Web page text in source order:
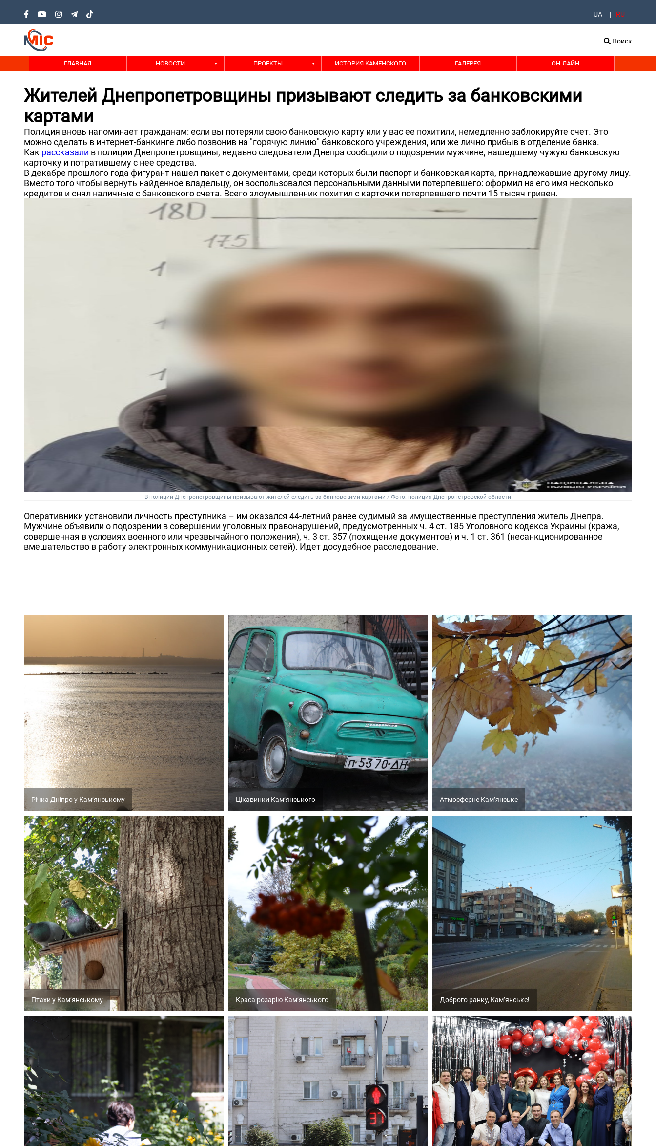
UA RU
Поиск
ГЛАВНАЯ НОВОСТИ ПРОЕКТЫ ИСТОРИЯ КАМЕНСКОГО ГАЛЕРЕЯ ОН-ЛАЙН
Жителей Днепропетровщины призывают следить за банковскими
картами
Полиция вновь напоминает гражданам: если вы потеряли свою банковскую карту или у вас ее похитили, немедленно заблокируйте счет. Это
можно сделать в интернет-банкинге либо позвонив на "горячую линию" банковского учреждения, или же лично прибыв в отделение банка.
Как рассказали в полиции Днепропетровщины, недавно следователи Днепра сообщили о подозрении мужчине, нашедшему чужую банковскую
карточку и потратившему с нее средства.
В декабре прошлого года фигурант нашел пакет с документами, среди которых были паспорт и банковская карта, принадлежавшие другому лицу.
Вместо того чтобы вернуть найденное владельцу, он воспользовался персональными данными потерпевшего: оформил на его имя несколько
кредитов и снял наличные с банковского счета. Всего злоумышленник похитил с карточки потерпевшего почти 15 тысяч гривен.
В полиции Днепропетровщины призывают жителей следить за банковскими картами / Фото: полиция Днепропетровской области
Оперативники установили личность преступника – им оказался 44-летний ранее судимый за имущественные преступления житель Днепра.
Мужчине объявили о подозрении в совершении уголовных правонарушений, предусмотренных ч. 4 ст. 185 Уголовного кодекса Украины (кража,
совершенная в условиях военного или чрезвычайного положения), ч. 3 ст. 357 (похищение документов) и ч. 1 ст. 361 (несанкционированное
вмешательство в работу электронных коммуникационных сетей). Идет досудебное расследование.
Річка Дніпро у Кам’янському Цікавинки Кам’янського Атмосферне Кам’янське
Птахи у Кам’янському Краса розарію Кам’янського Доброго ранку, Кам’янське!